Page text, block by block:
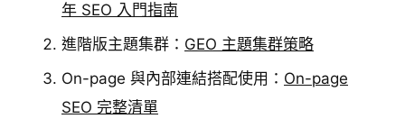
年 SEO 入門指南
進階版主題集群： GEO 主題集群策略
On-page 與內部連結搭配使用： On-page
SEO 完整清單